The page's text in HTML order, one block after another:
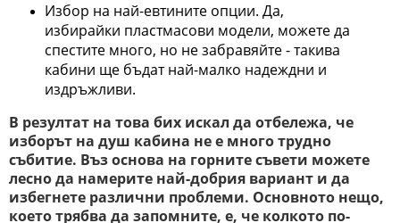
Избор на най-евтините опции. Да,
избирайки пластмасови модели, можете да
спестите много, но не забравяйте - такива
кабини ще бъдат най-малко надеждни и
издръжливи.
В резултат на това бих искал да отбележа, че
изборът на душ кабина не е много трудно
събитие. Въз основа на горните съвети можете
лесно да намерите най-добрия вариант и да
избегнете различни проблеми. Основното нещо,
което трябва да запомните, е, че колкото по-